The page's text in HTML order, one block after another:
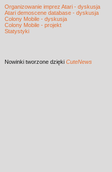
Organizowanie imprez Atari - dyskusja
Atari demoscene database - dyskusja
Colony Mobile - dyskusja
Colony Mobile - projekt
Statystyki
Nowinki tworzone dzięki CuteNews